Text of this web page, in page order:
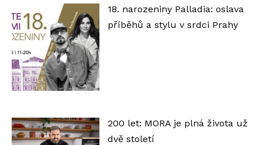
18. narozeniny Palladia: oslava
příběhů a stylu v srdci Prahy
200 let: MORA je plná života už
dvě století